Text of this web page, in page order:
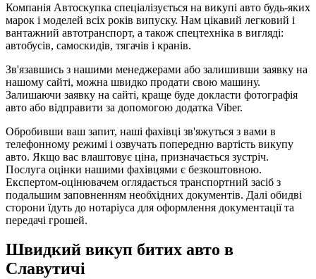
Компанія Автоскупка спеціалізується на викупі авто будь-яких
марок і моделей всіх років випуску. Нам цікавий легковий і
вантажний автотранспорт, а також спецтехніка в вигляді:
автобусів, самоскидів, тягачів і кранів.
Зв'язавшись з нашими менеджерами або залишивши заявку на
нашому сайті, можна швидко продати свою машину.
Залишаючи заявку на сайті, краще буде докласти фотографія
авто або відправити за допомогою додатка Viber.
Обробивши ваш запит, наші фахівці зв'яжуться з вами в
телефонному режимі і озвучать попередню вартість викупу
авто. Якщо вас влаштовує ціна, призначається зустріч.
Послуга оцінки нашими фахівцями є безкоштовною.
Експертом-оцінювачем оглядається транспортний засіб з
подальшим заповненням необхідних документів. Далі обидві
сторони їдуть до нотаріуса для оформлення документації та
передачі грошей.
Швидкий викуп битих авто в
Славутичі